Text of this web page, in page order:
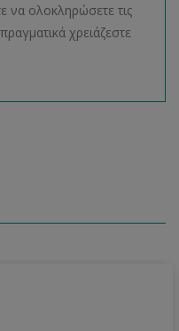
να ολοκληρώσετε τις
χρειάζεστε